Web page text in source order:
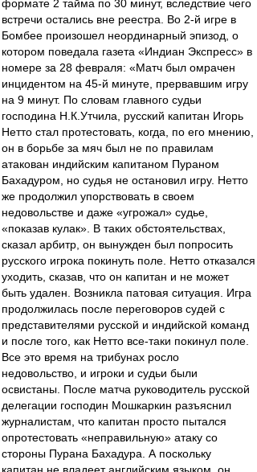
формате 2 тайма по 30 минут, вследствие чего
встречи остались вне реестра. Во 2-й игре в
Бомбее произошел неординарный эпизод, о
котором поведала газета «Индиан Экспресс» в
номере за 28 февраля: «Матч был омрачен
инцидентом на 45-й минуте, прервавшим игру
на 9 минут. По словам главного судьи
господина Н.К.Утчила, русский капитан Игорь
Нетто стал протестовать, когда, по его мнению,
он в борьбе за мяч был не по правилам
атакован индийским капитаном Пураном
Бахадуром, но судья не остановил игру. Нетто
же продолжил упорствовать в своем
недовольстве и даже «угрожал» судье,
«показав кулак». В таких обстоятельствах,
сказал арбитр, он вынужден был попросить
русского игрока покинуть поле. Нетто отказался
уходить, сказав, что он капитан и не может
быть удален. Возникла патовая ситуация. Игра
продолжилась после переговоров судей с
представителями русской и индийской команд
и после того, как Нетто все-таки покинул поле.
Все это время на трибунах росло
недовольство, и игроки и судьи были
освистаны. После матча руководитель русской
делегации господин Мошкаркин разъяснил
журналистам, что капитан просто пытался
опротестовать «неправильную» атаку со
стороны Пурана Бахадура. А поскольку